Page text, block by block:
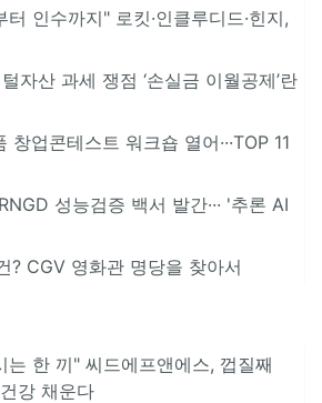
인수까지" 로킷·인클루디드·힌지,
자산 과세 쟁점 ‘손실금 이월공제’란
업콘테스트 워크숍 열어···TOP 11
성능검증 백서 발간··· '추론 AI
? CGV 영화관 명당을 찾아서
는 한 끼" 씨드에프앤에스, 껍질째
강 채운다